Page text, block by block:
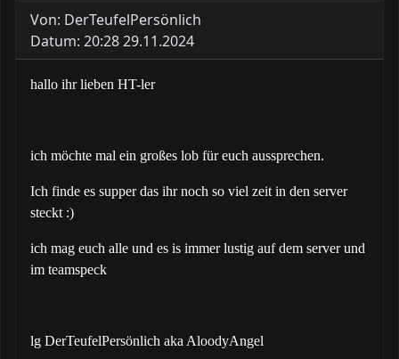
Von: DerTeufelPersönlich
Datum: 20:28 29.11.2024
hallo ihr lieben HT-ler
ich möchte mal ein großes lob für euch aussprechen.
Ich finde es supper das ihr noch so viel zeit in den server
steckt :)
ich mag euch alle und es is immer lustig auf dem server und
im teamspeck
lg DerTeufelPersönlich aka AloodyAngel